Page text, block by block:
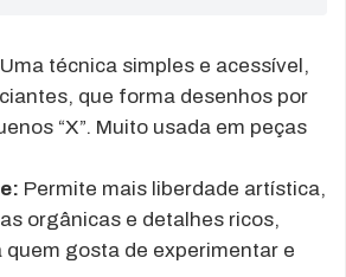
Uma técnica simples e acessível,
que forma desenhos por
“X”. Muito usada em peças
Permite mais liberdade artística,
orgânicas e detalhes ricos,
gosta de experimentar e